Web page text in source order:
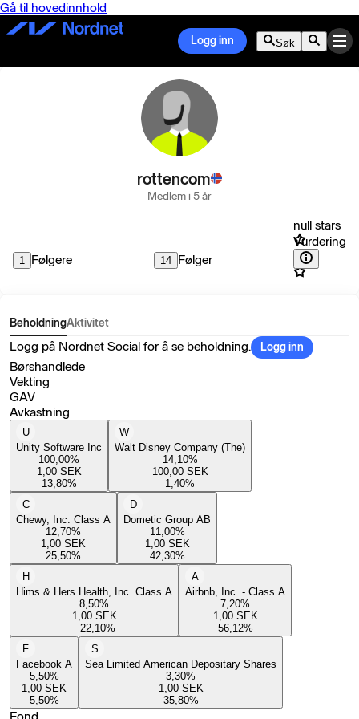
Gå til hovedinnhold
Logg inn Søk
rottencom
Medlem i 5 år
1 Følgere 14 Følger
null stars
Vurdering
BeholdningAktivitet
Logg på Nordnet Social for å se beholdning. Logg inn
Børshandlede
Vekting
GAV
Avkastning
U
Unity Software Inc
100,00%
1,00 SEK
13,80%
W
Walt Disney Company (The)
14,10%
100,00 SEK
1,40%
C
Chewy, Inc. Class A
12,70%
1,00 SEK
25,50%
D
Dometic Group AB
11,00%
1,00 SEK
42,30%
H
Hims & Hers Health, Inc. Class A
8,50%
1,00 SEK
−22,10%
A
Airbnb, Inc. - Class A
7,20%
1,00 SEK
56,12%
F
Facebook A
5,50%
1,00 SEK
5,50%
S
Sea Limited American Depositary Shares
3,30%
1,00 SEK
35,80%